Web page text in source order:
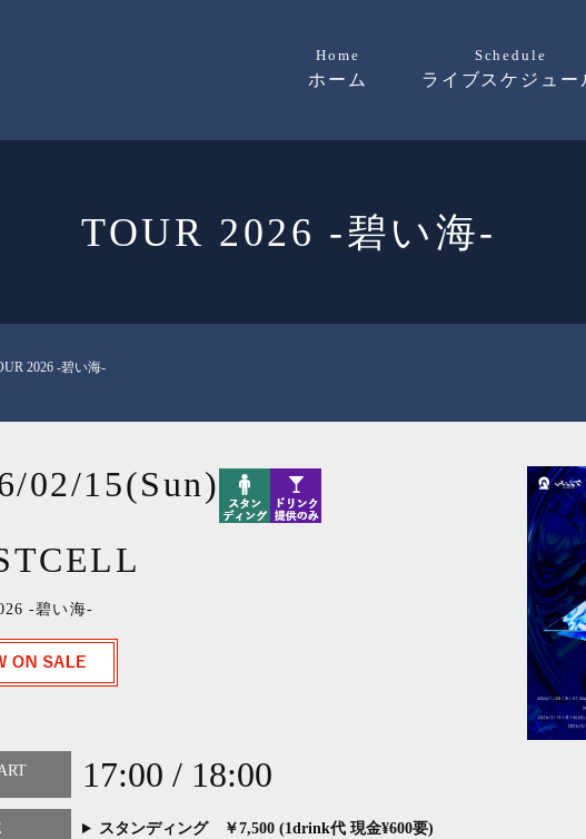
Home
ホーム
Schedule
ライブスケジュー
TOUR 2026 -碧い海-
2026 -碧い海-
02/15(Sun)
-碧い海-
17:00 / 18:00
スタンディング ￥7,500 (1drink代 現金¥600要)